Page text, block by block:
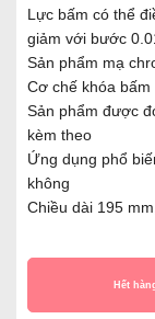
Lực bấm có thể
giảm với bước
Sản phẩm mạ
Cơ chế khóa bấm
Sản phẩm được
kèm theo
Ứng dụng phổ
không
Chiều dài 195
Hết